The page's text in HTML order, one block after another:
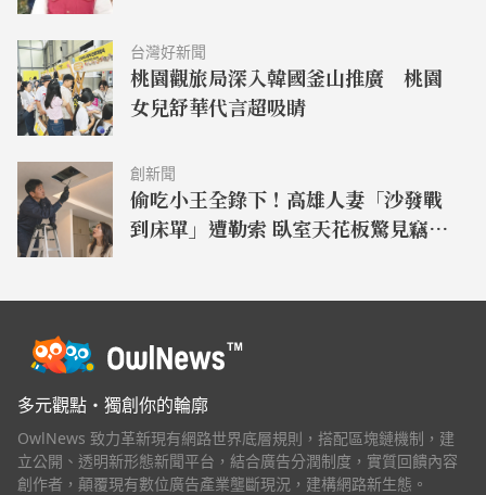
台灣好新聞
桃園觀旅局深入韓國釜山推廣 桃園
女兒舒華代言超吸睛
創新聞
偷吃小王全錄下！高雄人妻「沙發戰
到床單」遭勒索 臥室天花板驚見竊聽
多元觀點・獨創你的輪廓
OwlNews 致力革新現有網路世界底層規則，搭配區塊鏈機制，建
立公開、透明新形態新聞平台，結合廣告分潤制度，實質回饋內容
創作者，顛覆現有數位廣告產業壟斷現況，建構網路新生態。